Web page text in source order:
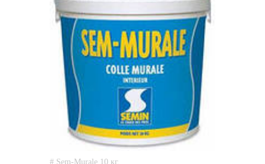
# Sem-Murale 10 кг.